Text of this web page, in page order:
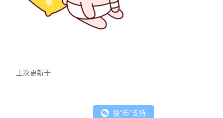
上次更新于:
投"币"支持